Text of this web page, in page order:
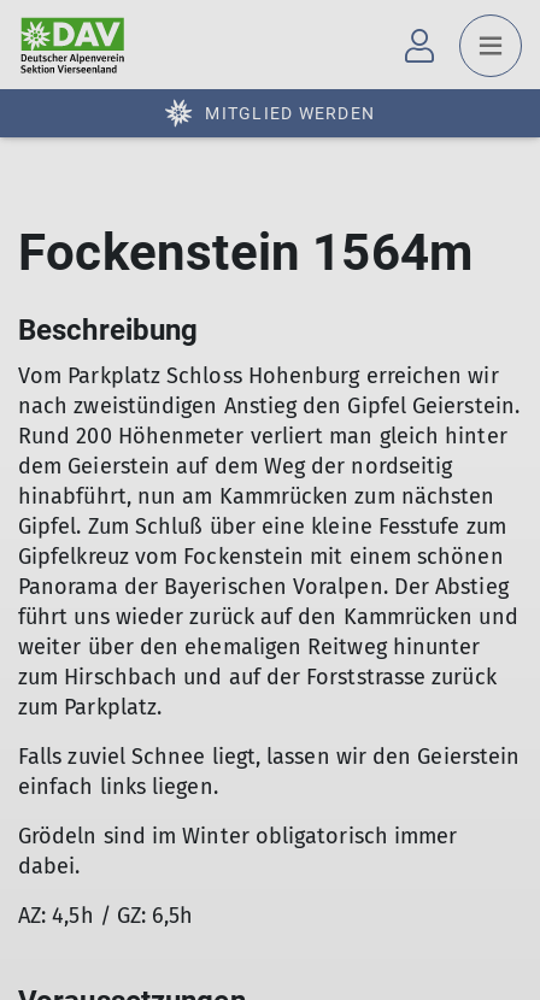
MITGLIED WERDEN
Fockenstein 1564m
Beschreibung
Vom Parkplatz Schloss Hohenburg erreichen wir
nach zweistündigen Anstieg den Gipfel Geierstein.
Rund 200 Höhenmeter verliert man gleich hinter
dem Geierstein auf dem Weg der nordseitig
hinabführt, nun am Kammrücken zum nächsten
Gipfel. Zum Schluß über eine kleine Fesstufe zum
Gipfelkreuz vom Fockenstein mit einem schönen
Panorama der Bayerischen Voralpen. Der Abstieg
führt uns wieder zurück auf den Kammrücken und
weiter über den ehemaligen Reitweg hinunter
zum Hirschbach und auf der Forststrasse zurück
zum Parkplatz.
Falls zuviel Schnee liegt, lassen wir den Geierstein
einfach links liegen.
Grödeln sind im Winter obligatorisch immer
dabei.
AZ: 4,5h / GZ: 6,5h